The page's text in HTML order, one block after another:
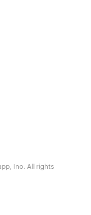
Inc. All rights